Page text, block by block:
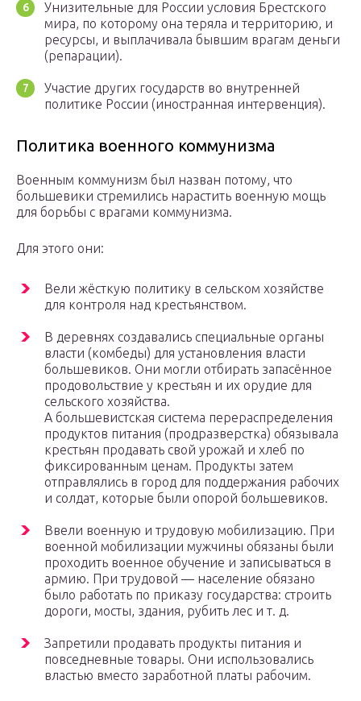
Унизительные для России условия Брестского
мира, по которому она теряла и территорию, и
ресурсы, и выплачивала бывшим врагам деньги
(репарации).
Участие других государств во внутренней
политике России (иностранная интервенция).
Политика военного коммунизма
Военным коммунизм был назван потому, что
большевики стремились нарастить военную мощь
для борьбы с врагами коммунизма.
Для этого они:
Вели жёсткую политику в сельском хозяйстве
для контроля над крестьянством.
В деревнях создавались специальные органы
власти (комбеды) для установления власти
большевиков. Они могли отбирать запасённое
продовольствие у крестьян и их орудие для
сельского хозяйства.
А большевистская система перераспределения
продуктов питания (продразверстка) обязывала
крестьян продавать свой урожай и хлеб по
фиксированным ценам. Продукты затем
отправлялись в город для поддержания рабочих
и солдат, которые были опорой большевиков.
Ввели военную и трудовую мобилизацию. При
военной мобилизации мужчины обязаны были
проходить военное обучение и записываться в
армию. При трудовой — население обязано
было работать по приказу государства: строить
дороги, мосты, здания, рубить лес и т. д.
Запретили продавать продукты питания и
повседневные товары. Они использовались
властью вместо заработной платы рабочим.